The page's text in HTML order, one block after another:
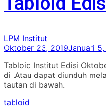
LPM Institut
Oktober 23, 2019Januari
Tabloid Institut Edisi
di .Atau dapat diunduh
tautan di bawah.
tabloid